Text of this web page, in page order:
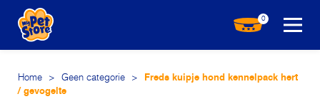
0
Home > Geen categorie >
Freds kuipje hond kennelpack hert
/ gevogelte